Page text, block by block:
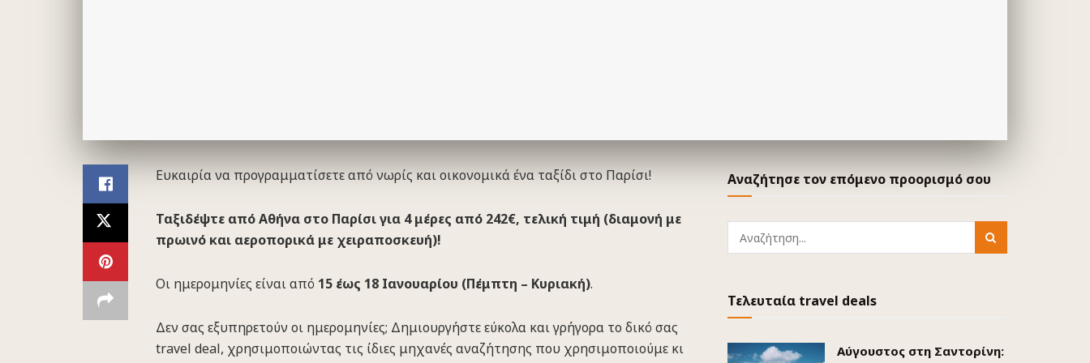
Ευκαιρία να προγραμματίσετε από νωρίς και οικονομικά ένα ταξίδι στο Παρίσι!
Ταξιδέψτε από Αθήνα στο Παρίσι για 4 μέρες από 242€, τελική τιμή (διαμονή με
πρωινό και αεροπορικά με χειραποσκευή)!
Οι ημερομηνίες είναι από 15 έως 18 Ιανουαρίου (Πέμπτη – Κυριακή).
Δεν σας εξυπηρετούν οι ημερομηνίες; Δημιουργήστε εύκολα και γρήγορα το δικό σας
travel deal, χρησιμοποιώντας τις ίδιες μηχανές αναζήτησης που χρησιμοποιούμε κι
Αναζήτησε τον επόμενο προορισμό σου
Τελευταία travel deals
Αύγουστος στη Σαντορίνη: